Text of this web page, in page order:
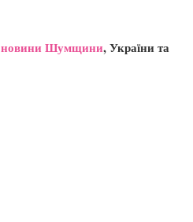
новини Шумщини, України та